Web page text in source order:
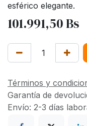
esférico elegante.
101.991,50Bs
Términos y
Garantía de
Envío: 2-3 días